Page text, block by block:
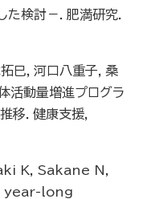
検討－．肥満研究．
巳，河口八重子，桑
活動量増進プログラ
．健康支援，
K, Sakane N,
year-long